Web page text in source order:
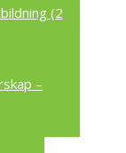
(2
–